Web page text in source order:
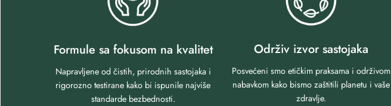
Formule sa fokusom na kvalitet
Napravljene od čistih, prirodnih sastojaka i
rigorozno testirane kako bi ispunile najviše
standarde bezbednosti.
Održiv izvor sastojaka
Posvećeni smo etičkim praksama i održivom
nabavkom kako bismo zaštitili planetu i vaše
zdravlje.